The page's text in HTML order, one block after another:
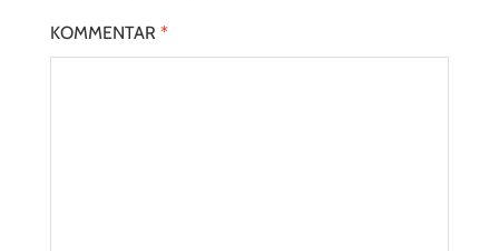
KOMMENTAR *